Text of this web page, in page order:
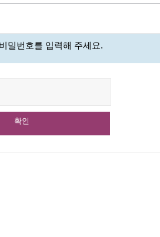
밀번호를 입력해 주세요.
확인